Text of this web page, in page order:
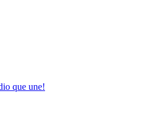
que une!